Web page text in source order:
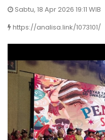
Sabtu, 18 Apr 2026 19:11 WIB
https://analisa.link/1073101/